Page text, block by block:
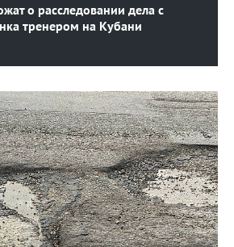
о расследовании дела с
тренером на Кубани